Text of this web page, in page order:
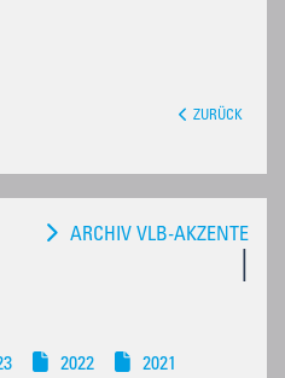
ARCHIV VLB-AKZENTE
2022
2021
ZURÜCK